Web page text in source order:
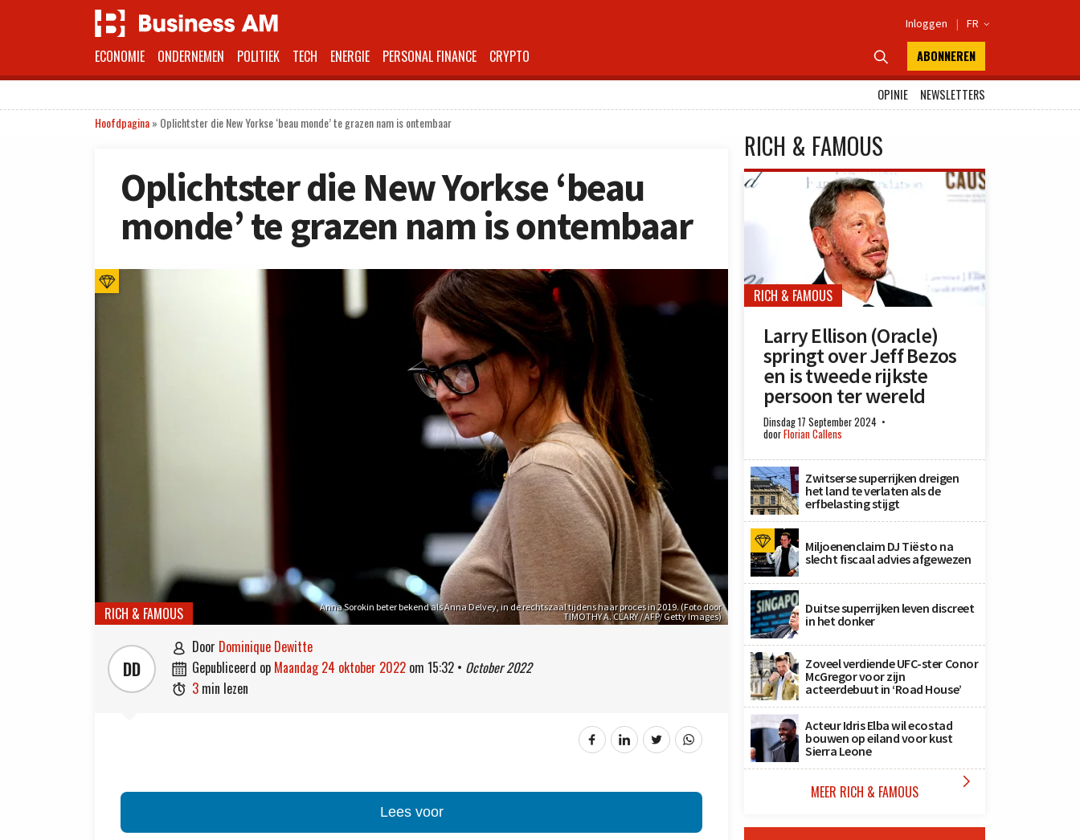
Inloggen | FR 
ECONOMIE ONDERNEMEN POLITIEK TECH ENERGIE PERSONAL FINANCE CRYPTO  ABONNEREN
OPINIE
NEWSLETTERS
Hoofdpagina» Oplichtster die New Yorkse ‘beau monde’ te grazen nam is ontembaar
Oplichtster die New Yorkse ‘beau
monde’ te grazen nam is ontembaar
Anna Sorokin beter bekend als Anna Delvey, in de rechtszaal tijdens haar proces in 2019. (Foto door
TIMOTHY A. CLARY / AFP/ Getty Images)
RICH & FAMOUS
DD
 door Dominique Dewitte
 gepubliceerd op maandag 24 oktober 2022 om 15:32 • October 2022
 3 min lezen
Lees voor
RICH & FAMOUS
RICH & FAMOUS
Larry Ellison (Oracle)
springt over Jeff Bezos
en is tweede rijkste
persoon ter wereld
Dinsdag 17 September 2024
doorFlorian Callens
Zwitserse superrijken dreigen
het land te verlaten als de
erfbelasting stijgt
Miljoenenclaim DJ Tiësto na
slecht fiscaal advies afgewezen
Duitse superrijken leven discreet
in het donker
Zoveel verdiende UFC-ster Conor
McGregor voor zijn
acteerdebuut in ‘Road House’
Acteur Idris Elba wil ecostad
bouwen op eiland voor kust
Sierra Leone
MEER RICH & FAMOUS 